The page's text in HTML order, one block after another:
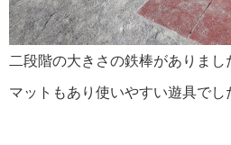
二段階の大きさの鉄棒がありま
マットもあり使いやすい遊具でし